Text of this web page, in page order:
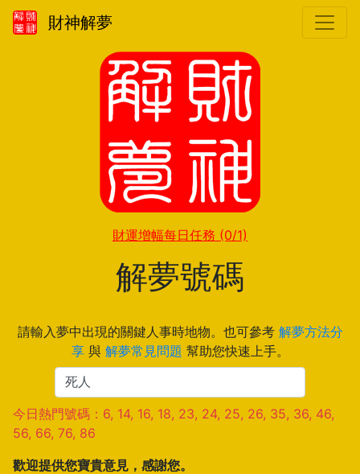
財神解夢
財運增幅每日任務 (0/1)
解夢號碼
請輸入夢中出現的關鍵人事時地物。也可參考 解夢方法分
享與 解夢常見問題 幫助您快速上手。
今日熱門號碼：6, 14, 16, 18, 23, 24, 25, 26, 35, 36, 46,
56, 66, 76, 86
歡迎提供您寶貴意見，感謝您。